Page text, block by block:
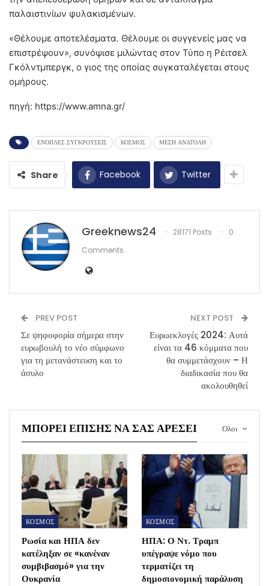
παλαιστινίων φυλακισμένων.
«Θέλουμε αποτελέσματα. Θέλουμε οι συγγενείς μας να
επιστρέψουν», συνόψισε μιλώντας στον Τύπο η Ρέιτσελ
Γκόλντμπεργκ, ο γιος της οποίας συγκαταλέγεται στους
ομήρους.
πηγή: https://www.amna.gr/
ΕΝΟΠΛΕΣ ΣΥΓΚΡΟΥΣΕΙΣ ΚΟΣΜΟΣ ΜΕΣΗ ΑΝΑΤΟΛΗ
Share Facebook Twitter
Greeknews24 28171 Posts
0
Comments
PREV POST
Σε ψηφοφορία σήμερα στην
ευρωβουλή το νέο σύμφωνο
για τη μετανάστευση και το
άσυλο
NEXT POST
Ευρωεκλογές 2024: Αυτά
είναι τα 46 κόμματα που
θα συμμετάσχουν – Η
διαδικασία που θα
ακολουθηθεί
Ολοι
ΜΠΟΡΕΊ ΕΠΊΣΗΣ ΝΑ ΣΑΣ ΑΡΈΣΕΙ
ΚΟΣΜΟΣ
Ρωσία και ΗΠΑ δεν
κατέληξαν σε «κανέναν
συμβιβασμό» για την
Ουκρανία
ΚΟΣΜΟΣ
ΗΠΑ: Ο Ντ. Τραμπ
υπέγραψε νόμο που
τερματίζει τη
δημοσιονομική παράλυση